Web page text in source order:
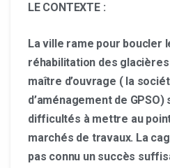
LE CONTEXTE :
La ville rame pour boucler
réhabilitation des
maître d’ouvrage ( la
d’aménagement de
difficultés à mettre au
marchés de travaux. La
pas connu un succès